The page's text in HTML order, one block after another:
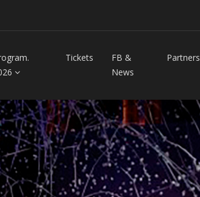
Tickets
FB &
News
Partners